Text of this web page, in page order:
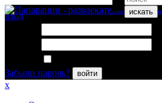
искать
вход
Забыли пароль?
войти
x